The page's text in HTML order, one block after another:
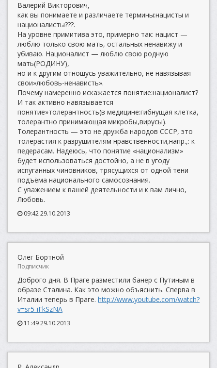
Валерий Викторович,
как вы понимаете и различаете термины:нацисты и
националисты???.
На уровне примитива это, примерно так: нацист —
люблю только свою мать, остальных ненавижу и
убиваю. Националист — люблю свою родную
мать(РОДИНУ),
но и к другим отношусь уважительно, не навязывая
свои»любовь-ненависть».
Почему намеренно искажается понятие:националист?
И так активно навязывается
понятие»толерантность(в медицине:гибнущая клетка,
толерантно принимающая микробы,вирусы).
Толерантность — это не дружба народов СССР, это
толерастия к разрушителям нравственности,напр.,: к
педерасам. Надеюсь, что понятие «национализм»
будет использоваться достойно, а не в угоду
испуганных чиновников, трясущихся от одной тени
подъёма национального самосознания.
С уважением к вашей деятельности и к вам лично,
Любовь.
09:42 29.10.2013
Олег Бортной
Подписчик
Доброго дня. В Праге разместили банер с Путиным в
образе Сталина. Как это можно объяснить. Сперва в
Италии теперь в Праге. http://www.youtube.com/watch?
v=sr5-iFkSzNA
11:49 29.10.2013